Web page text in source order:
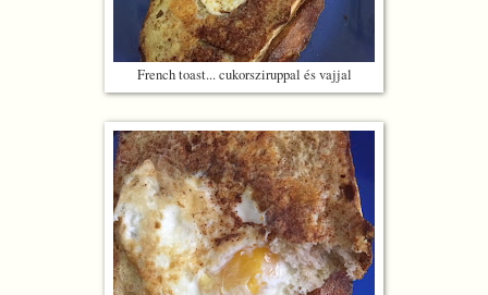
French toast... cukorsziruppal és vajjal